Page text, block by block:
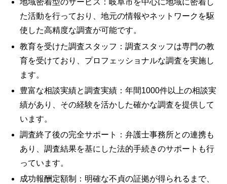
地域密着型のサービス：岐阜市を中心に地域に密着し
た活動を行っており、地元の情報やネットワークを駆
使した高精度な調査が可能です。
教育を受けた調査スタッフ：調査スタッフは専門の教
育を受けており、プロフェッショナルな調査を実施し
ます。
豊富な相談実績と調査実績：年間1000件以上の相談実
績があり、その経験を活かした確かな調査を提供して
います。
調査終了後の完全サポート：弁護士事務所との連携も
あり、調査結果を基にした法的手続きのサポートも行
っています。
成功報酬定額制：明確な不貞の証拠が得られるまで、